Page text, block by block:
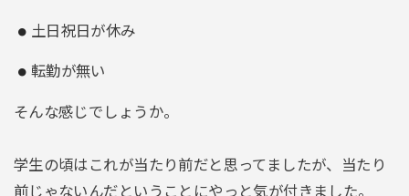
土日祝日が休み
転勤が無い
そんな感じでしょうか。
学生の頃はこれが当たり前だと思ってましたが、当たり
前じゃないんだということにやっと気が付きました。